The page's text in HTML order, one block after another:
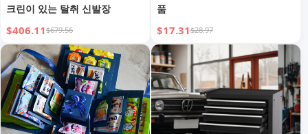
크린이 있는 탈취 신발장
$406.11$679.56
품
$17.31$28.97